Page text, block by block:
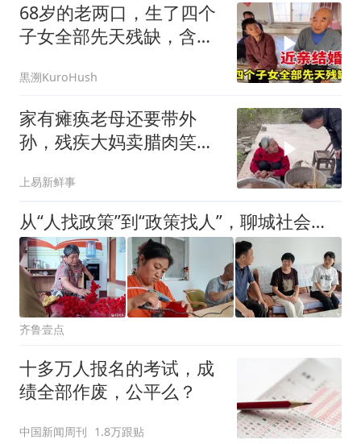
68岁的老两口，生了四个
子女全部先天残缺，含辛
黒溯KuroHush
家有瘫痪老母还要带外
孙，残疾大妈卖腊肉笑声
上易新鲜事
从“人找政策”到“政策找人”，聊城社会救助织密民生保障网
齐鲁壹点
十多万人报名的考试，成
绩全部作废，公平么？
中国新闻周刊 1.8万跟贴